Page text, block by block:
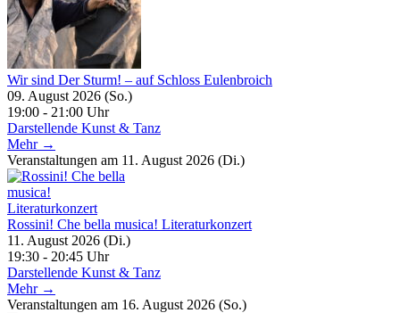
Wir sind Der Sturm! – auf Schloss Eulenbroich
09. August 2026 (So.)
19:00 - 21:00 Uhr
Darstellende Kunst & Tanz
Mehr →
Veranstaltungen am 11. August 2026 (Di.)
Rossini! Che bella musica! Literaturkonzert
11. August 2026 (Di.)
19:30 - 20:45 Uhr
Darstellende Kunst & Tanz
Mehr →
Veranstaltungen am 16. August 2026 (So.)